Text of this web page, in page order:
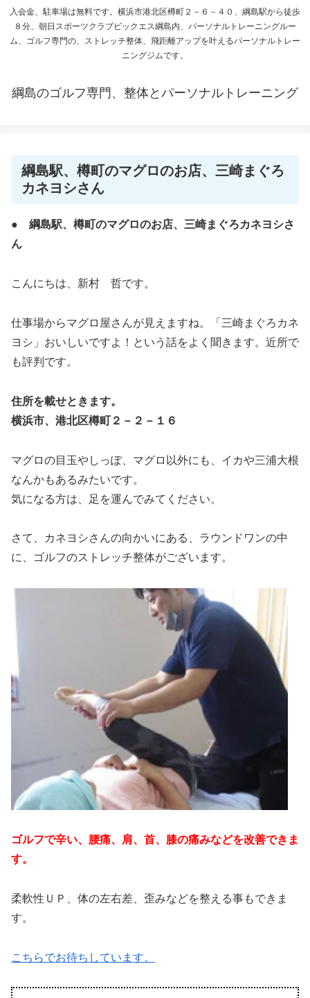
入会金、駐車場は無料です。横浜市港北区樽町２－６－４０、綱島駅から徒歩
８分、朝日スポーツクラブビックエス綱島内、パーソナルトレーニングルー
ム、ゴルフ専門の、ストレッチ整体、飛距離アップを叶えるパーソナルトレー
ニングジムです。
綱島のゴルフ専門、整体とパーソナルトレーニング
綱島駅、樽町のマグロのお店、三崎まぐろ
カネヨシさん
● 綱島駅、樽町のマグロのお店、三崎まぐろカネヨシさ
ん
こんにちは、新村 哲です。
仕事場からマグロ屋さんが見えますね。「三崎まぐろカネ
ヨシ」おいしいですよ！という話をよく聞きます。近所で
も評判です。
住所を載せときます。
横浜市、港北区樽町２－２－１６
マグロの目玉やしっぽ、マグロ以外にも、イカや三浦大根
なんかもあるみたいです。
気になる方は、足を運んでみてください。
さて、カネヨシさんの向かいにある、ラウンドワンの中
に、ゴルフのストレッチ整体がございます。
ゴルフで辛い、腰痛、肩、首、膝の痛みなどを改善できま
す。
柔軟性ＵＰ、体の左右差、歪みなどを整える事もできま
す。
こちらでお待ちしています。